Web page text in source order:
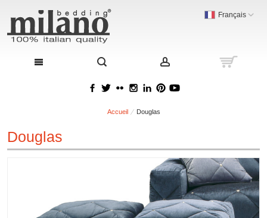
Français
Accueil Douglas
Douglas